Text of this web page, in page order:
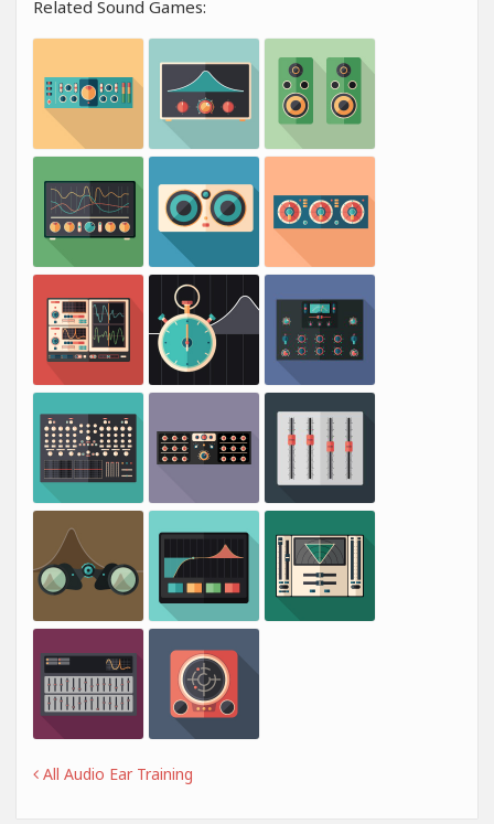
Related Sound Games:
All Audio Ear Training